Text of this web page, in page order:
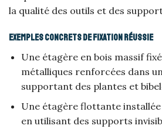
la qualité des outils et des
Exemples concrets de fixation réussie
Une étagère en bois massif
métalliques renforcées dans
supportant des plantes et
Une étagère flottante
en utilisant des supports